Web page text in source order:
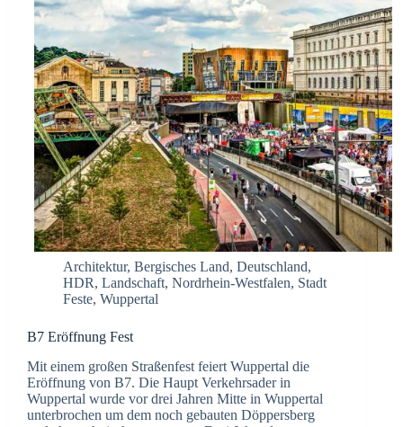
Architektur, Bergisches Land, Deutschland,
HDR, Landschaft, Nordrhein-Westfalen, Stadt
Feste, Wuppertal
B7 Eröffnung Fest
Mit einem großen Straßenfest feiert Wuppertal die
Eröffnung von B7. Die Haupt Verkehrsader in
Wuppertal wurde vor drei Jahren Mitte in Wuppertal
unterbrochen um dem noch gebauten Döppersberg